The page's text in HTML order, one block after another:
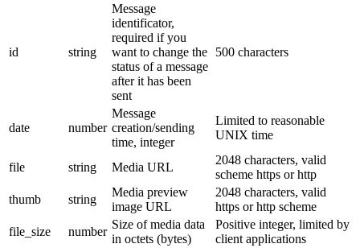
id string
Message
identificator,
required if you
want to change the
status of a message
after it has been
sent
500 characters
date number
Message
creation/sending
time, integer
Limited to reasonable
UNIX time
file string Media URL
2048 characters, valid
scheme https or http
thumb
string
Media preview
image URL
2048 characters, valid
https or http scheme
file_size
number
Size of media data
in octets (bytes)
Positive integer, limited by
client applications